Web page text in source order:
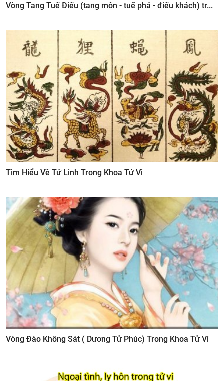
Vòng Tang Tuế Điếu (tang môn - tuế phá - điếu khách) tr...
Tìm Hiểu Về Tứ Linh Trong Khoa Tử Vi
Vòng Đào Không Sát ( Dương Tử Phúc) Trong Khoa Tử Vi